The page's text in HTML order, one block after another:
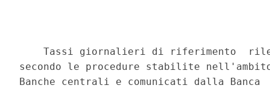
Tassi giornalieri di riferimento
secondo le procedure stabilite
Banche centrali e comunicati dalla